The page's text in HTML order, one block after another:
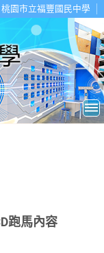
桃園市立福豐國民中學
跑馬內容